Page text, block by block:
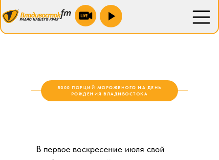
Находка 100.9 fm
Новожатково 103.5 fm
Уссурийск 104.4 fm
Партизанск 88.1 fm
5000 ПОРЦИЙ МОРОЖЕНОГО НА ДЕНЬ
РОЖДЕНИЯ ВЛАДИВОСТОКА
В первое воскресение июля свой